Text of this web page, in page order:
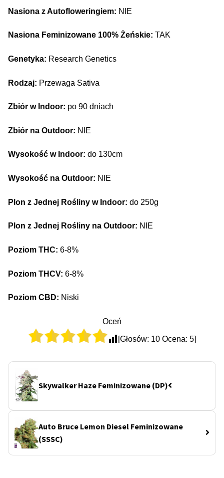
Nasiona z Autofloweringiem: NIE
Nasiona Feminizowane 100% Żeńskie: TAK
Genetyka: Research Genetics
Rodzaj: Przewaga Sativa
Zbiór w Indoor: po 90 dniach
Zbiór na Outdoor: NIE
Wysokość w Indoor: do 130cm
Wysokość na Outdoor: NIE
Plon z Jednej Rośliny w Indoor: do 250g
Plon z Jednej Rośliny na Outdoor: NIE
Poziom THC: 6-8%
Poziom THCV: 6-8%
Poziom CBD: Niski
Oceń
[Głosów: 10 Ocena: 5]
Skywalker Haze Feminizowane (DP)
Auto Bruce Lemon Diesel Feminizowane
(SSSC)